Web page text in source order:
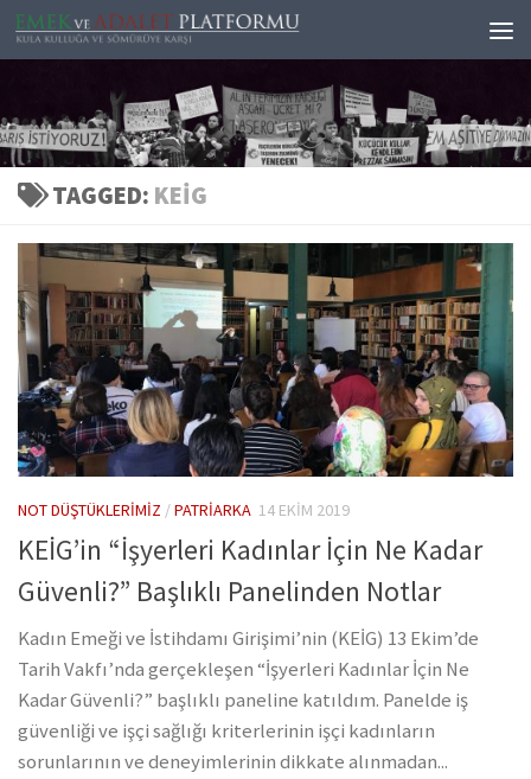
Skip to content
TAGGED: KEIG
NOT DÜŞTÜKLERIMIZ /PATRIARKA 14 EKIM 2019
KEİG’in “İşyerleri Kadınlar İçin Ne Kadar
Güvenli?” Başlıklı Panelinden Notlar
Kadın Emeği ve İstihdamı Girişimi’nin (KEİG) 13 Ekim’de
Tarih Vakfı’nda gerçekleşen “İşyerleri Kadınlar İçin Ne
Kadar Güvenli?” başlıklı paneline katıldım. Panelde iş
güvenliği ve işçi sağlığı kriterlerinin işçi kadınların
sorunlarının ve deneyimlerinin dikkate alınmadan...